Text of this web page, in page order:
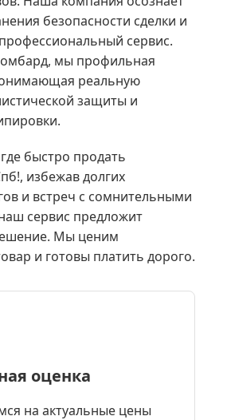
безопасности сделки и
сервис.
мы профильная
реальную
защиты и
быстро продать
избежав долгих
и встреч с сомнительными
сервис предложит
Мы ценим
и готовы платить дорого.
оценка
на актуальные цены